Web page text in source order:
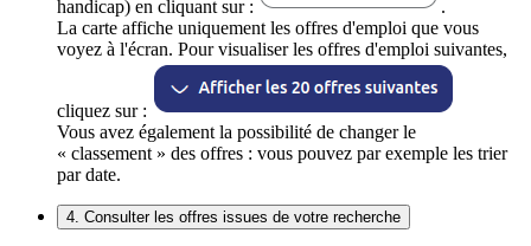
handicap) en cliquant sur :
.
La carte affiche uniquement les offres d'emploi que vous
voyez à l'écran. Pour visualiser les offres d'emploi suivantes,
cliquez sur :
Vous avez également la possibilité de changer le
« classement » des offres : vous pouvez par exemple les trier
par date.
4. Consulter les offres issues de votre recherche